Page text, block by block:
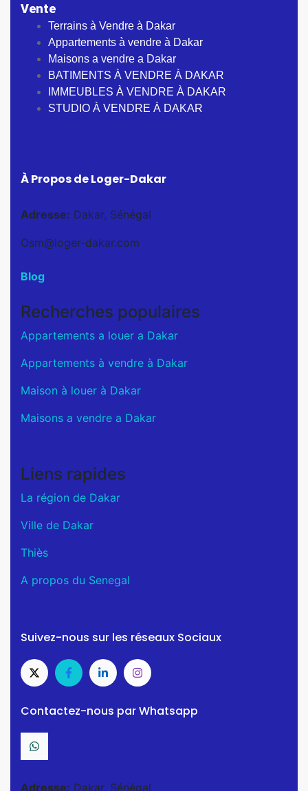
Vente
Terrains à Vendre à Dakar
Appartements à vendre à Dakar
Maisons a vendre a Dakar
BATIMENTS À VENDRE À DAKAR
IMMEUBLES À VENDRE À DAKAR
STUDIO À VENDRE À DAKAR
À Propos de Loger-Dakar
Adresse: Dakar, Sénégal
Osm@loger-dakar.com
Blog
Recherches populaires
Appartements a louer a Dakar
Appartements à vendre à Dakar
Maison à louer à Dakar
Maisons a vendre a Dakar
Liens rapides
La région de Dakar
Ville de Dakar
Thiès
A propos du Senegal
Suivez-nous sur les réseaux Sociaux
Contactez-nous par Whatsapp
Adresse: Dakar, Sénégal